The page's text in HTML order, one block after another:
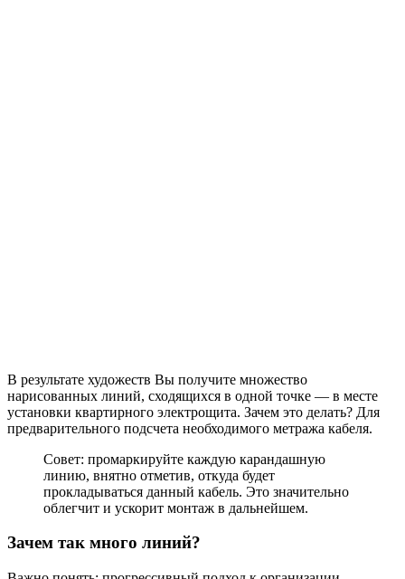
В результате художеств Вы получите множество
нарисованных линий, сходящихся в одной точке — в месте
установки квартирного электрощита. Зачем это делать? Для
предварительного подсчета необходимого метража кабеля.
Совет: промаркируйте каждую карандашную
линию, внятно отметив, откуда будет
прокладываться данный кабель. Это значительно
облегчит и ускорит монтаж в дальнейшем.
Зачем так много линий?